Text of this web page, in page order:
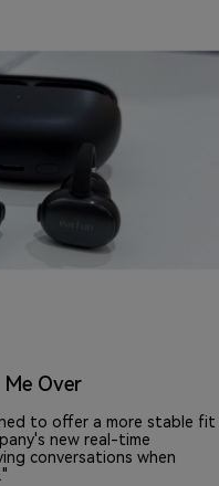
Me Over
to offer a more stable fit
new real-time
conversations when